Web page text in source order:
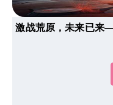
激战荒原，未来已来